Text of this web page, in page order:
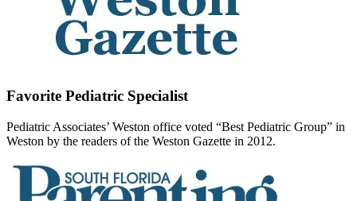
Favorite Pediatric Specialist
Pediatric Associates’ Weston office voted “Best Pediatric Group” in
Weston by the readers of the Weston Gazette in 2012.